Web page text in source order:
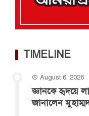
TIMELINE
August 6, 2026
জ্ঞানকে হৃদয়ে
জানালেন